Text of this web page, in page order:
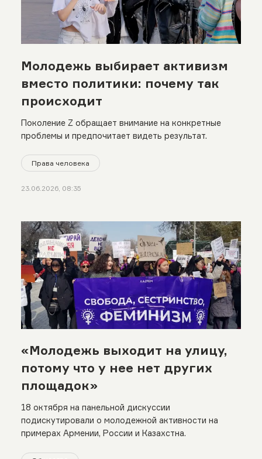
Молодежь выбирает активизм
вместо политики: почему так
происходит
Поколение Z обращает внимание на конкретные
проблемы и предпочитает видеть результат.
Права человека
23.06.2026, 08:35
«Молодежь выходит на улицу,
потому что у нее нет других
площадок»
18 октября на панельной дискуссии
подискутировали о молодежной активности на
примерах Армении, России и Казахстна.